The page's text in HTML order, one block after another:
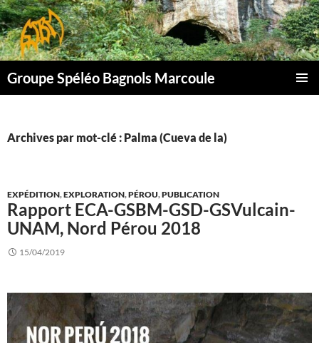
Aller
au
contenu
Groupe Spéléo Bagnols Marcoule
Archives par mot-clé : Palma (Cueva de la)
EXPÉDITION,EXPLORATION,PÉROU,PUBLICATION
Rapport ECA-GSBM-GSD-GSVulcain-
UNAM, Nord Pérou 2018
15/04/2019